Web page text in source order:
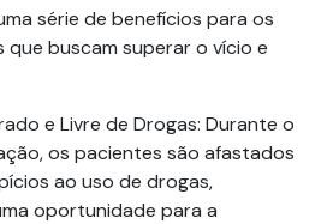
série de benefícios para os
buscam superar o vício e
e Livre de Drogas: Durante o
os pacientes são afastados
ao uso de drogas,
oportunidade para a